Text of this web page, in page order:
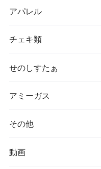
アパレル
チェキ類
せのしすたぁ
アミーガス
その他
動画